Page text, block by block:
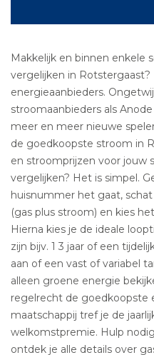
Makkelijk en binnen enkele
vergelijken in
energieaanbieders.
stroomaanbieders als
meer en meer nieuwe
de goedkoopste stroom in
en stroomprijzen voor jouw
vergelijken? Het is simpel.
huisnummer het gaat,
(gas plus stroom) en kies
Hierna kies je de ideale
zijn bijv. 1 3 jaar of een
aan of een vast of variabel
alleen groene energie
regelrecht de goedkoopste
maatschappij tref je de
welkomstpremie. Hulp
ontdek je alle details over